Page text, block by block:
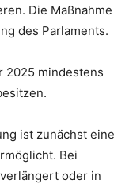
Die Maßnahme
des Parlaments.
2025 mindestens
ist zunächst eine
Bei
oder in